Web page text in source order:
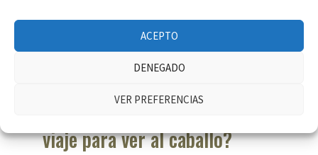
ACEPTO
DENEGADO
VER PREFERENCIAS
responsabilidad subsidiaria si publican
contenido manifiestamente falso sin
¿Puedo recuperar gastos de
viaje para ver al caballo?